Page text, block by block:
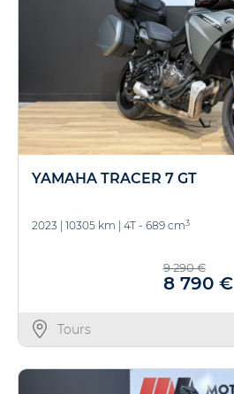
YAMAHA TRACER 7 GT
2023 10305 km 4T - 689 cm3
9 290 €
8 790 €
Tours